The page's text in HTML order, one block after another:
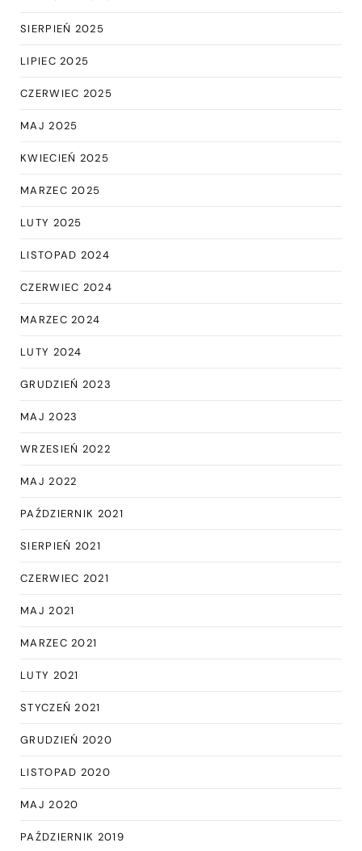
SIERPIEŃ 2025
LIPIEC 2025
CZERWIEC 2025
MAJ 2025
KWIECIEŃ 2025
MARZEC 2025
LUTY 2025
LISTOPAD 2024
CZERWIEC 2024
MARZEC 2024
LUTY 2024
GRUDZIEŃ 2023
MAJ 2023
WRZESIEŃ 2022
MAJ 2022
PAŹDZIERNIK 2021
SIERPIEŃ 2021
CZERWIEC 2021
MAJ 2021
MARZEC 2021
LUTY 2021
STYCZEŃ 2021
GRUDZIEŃ 2020
LISTOPAD 2020
MAJ 2020
PAŹDZIERNIK 2019